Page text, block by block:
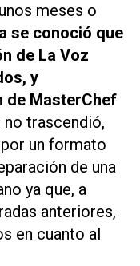
meses o
se conoció que
de La Voz
y
de MasterChef
no trascendió,
un formato
de una
ya que, a
anteriores,
en cuanto al